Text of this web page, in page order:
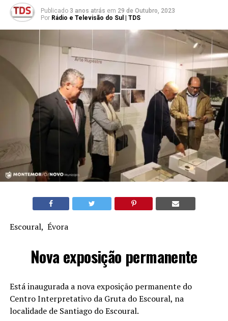
Publicado 3 anos atrás em 29 de Outubro, 2023
Por Rádio e Televisão do Sul | TDS
Escoural, Évora
Nova exposição permanente
Está inaugurada a nova exposição permanente do
Centro Interpretativo da Gruta do Escoural, na
localidade de Santiago do Escoural.